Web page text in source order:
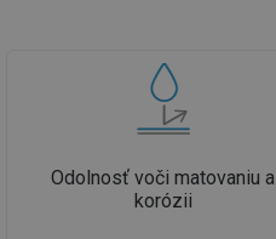
Odolnosť voči matovaniu a
korózii